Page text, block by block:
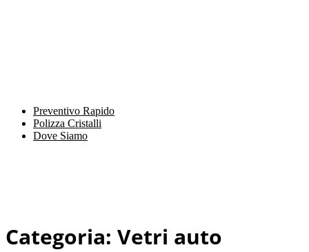
Preventivo Rapido
Polizza Cristalli
Dove Siamo
Categoria: Vetri auto